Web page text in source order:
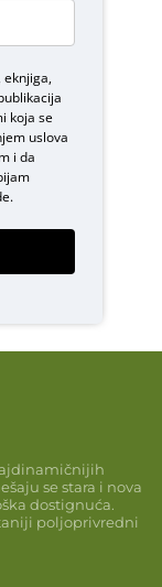
eknjiga,
koja se
uslova
i da
se stara i nova
dostignuća.
poljoprivredni